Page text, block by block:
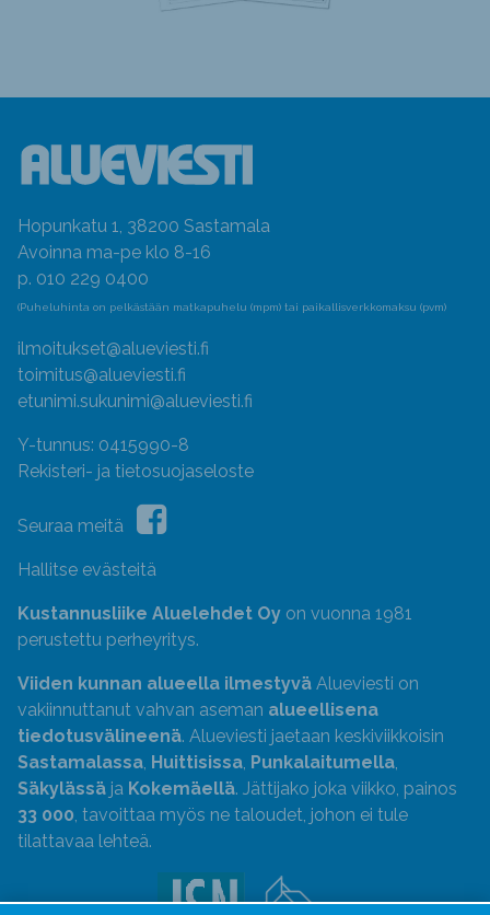
Hopunkatu 1, 38200 Sastamala
Avoinna ma-pe klo 8-16
p. 010 229 0400
(Puheluhinta on pelkästään matkapuhelu (mpm) tai paikallisverkkomaksu (pvm)
ilmoitukset@alueviesti.fi
toimitus@alueviesti.fi
etunimi.sukunimi@alueviesti.fi
Y-tunnus: 0415990-8
Rekisteri- ja tietosuojaseloste
Seuraa meitä
Hallitse evästeitä
Kustannusliike Aluelehdet Oy on vuonna 1981
perustettu perheyritys.
Viiden kunnan alueella ilmestyvä Alueviesti on
vakiinnuttanut vahvan aseman alueellisena
tiedotusvälineenä. Alueviesti jaetaan keskiviikkoisin
Sastamalassa Huittisissa Punkalaitumella
Säkylässä ja Kokemäellä. Jättijako joka viikko, painos
33 000 , tavoittaa myös ne taloudet, johon ei tule
tilattavaa lehteä.